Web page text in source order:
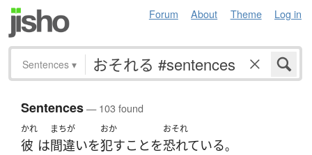
Forum About Theme Log in
Sentences ▾
Sentences— 103 found
かれ
彼 は
まちが
間違いを
おか
犯すことを
おそれ
恐れている。